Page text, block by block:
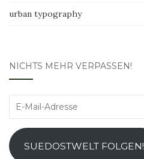
urban typography
NICHTS MEHR VERPASSEN!
E-
Adresse
SUEDOSTWELT FOLGEN!